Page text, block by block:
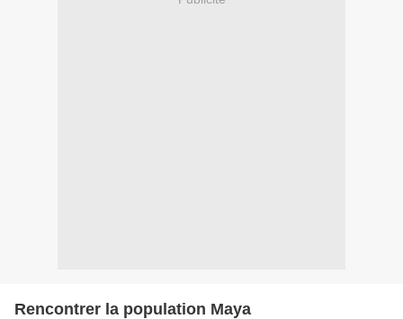
Rencontrer la population Maya